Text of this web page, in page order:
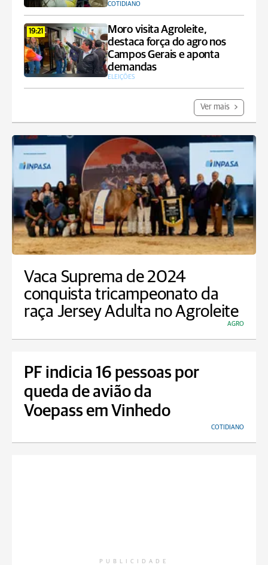
COTIDIANO
19:21
Moro visita Agroleite,
destaca força do agro nos
Campos Gerais e aponta
demandas
ELEIÇÕES
Ver mais
Vaca Suprema de 2024
conquista tricampeonato da
raça Jersey Adulta no Agroleite
AGRO
PF indicia 16 pessoas por
queda de avião da
Voepass em Vinhedo
COTIDIANO
PUBLICIDADE